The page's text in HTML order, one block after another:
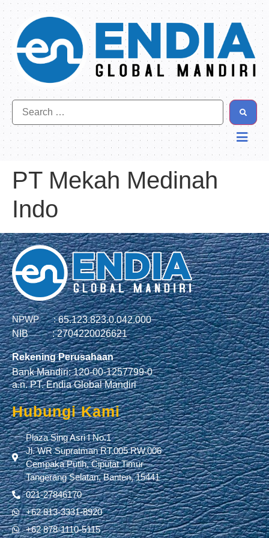
PT Mekah Medinah
Indo
NPWP :65.123.823.0.042.000
NIB :2704220026621
Rekening Perusahaan
Bank Mandiri: 120-00-1257799-0
a.n. PT. Endia Global Mandiri
Hubungi Kami
Plaza Sing Asri I No.1
Jl. WR Supratman RT.005 RW.006
Cempaka Putih, Ciputat Timur
Tangerang Selatan, Banten, 15441
021-27846170
+62 813-3331-8920
+62 878-1110-5115